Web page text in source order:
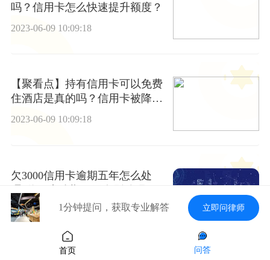
吗？信用卡怎么快速提升额度？
2023-06-09 10:09:18
【聚看点】持有信用卡可以免费
住酒店是真的吗？信用卡被降额
度了怎么办？
2023-06-09 10:09:18
欠3000信用卡逾期五年怎么处
界最新
2023-06-09 10:09:181分钟提问，获取专业解答 立即问律师
首页 问答